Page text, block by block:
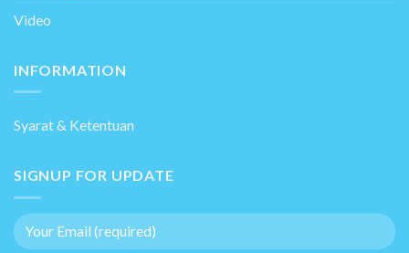
Video
INFORMATION
Syarat & Ketentuan
SIGNUP FOR UPDATE